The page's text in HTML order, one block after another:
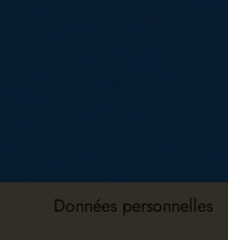
Données personnelles